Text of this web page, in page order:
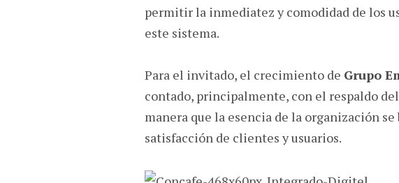
permitir la inmediatez y comodidad de los
este sistema.
Para el invitado, el crecimiento de Grupo
contado, principalmente, con el respaldo
manera que la esencia de la organización
satisfacción de clientes y usuarios.